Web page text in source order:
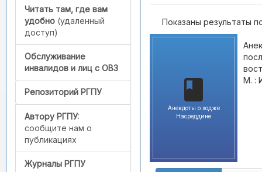
Читать там, где вам
удобно (удаленный
доступ)
Обслуживание
инвалидов и лиц с ОВЗ
Репозиторий РГПУ
Автору РГПУ:
сообщите нам о
публикациях
Журналы РГПУ
Показаны результаты
Анекдоты о ходже
Насреддине
М. :